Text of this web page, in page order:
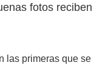
fotos reciben
las primeras que se